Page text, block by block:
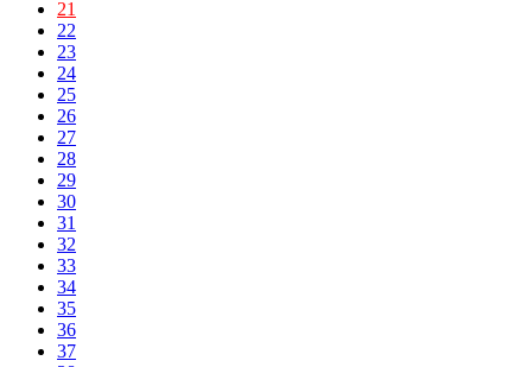
21
22
23
24
25
26
27
28
29
30
31
32
33
34
35
36
37